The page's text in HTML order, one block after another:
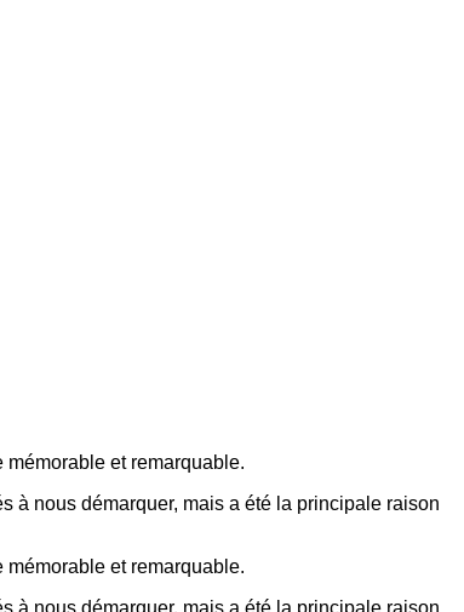
et remarquable.
à nous démarquer, mais a été la principale raison
et remarquable.